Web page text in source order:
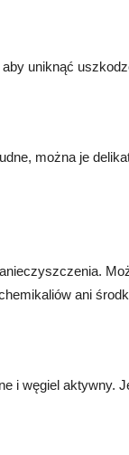
uniknąć
można je
ani
i węgiel aktywny.